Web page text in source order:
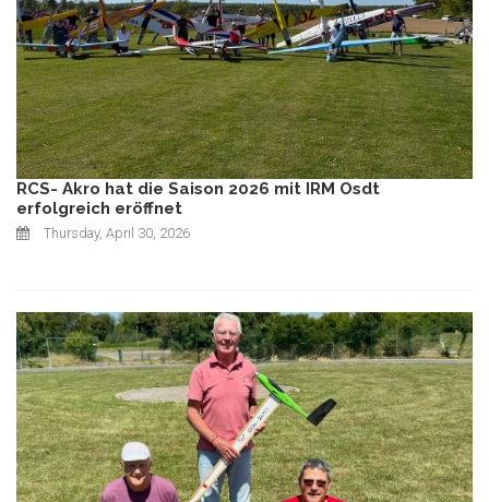
RCS- Akro hat die Saison 2026 mit IRM Osdt
erfolgreich eröffnet
Thursday, April 30, 2026